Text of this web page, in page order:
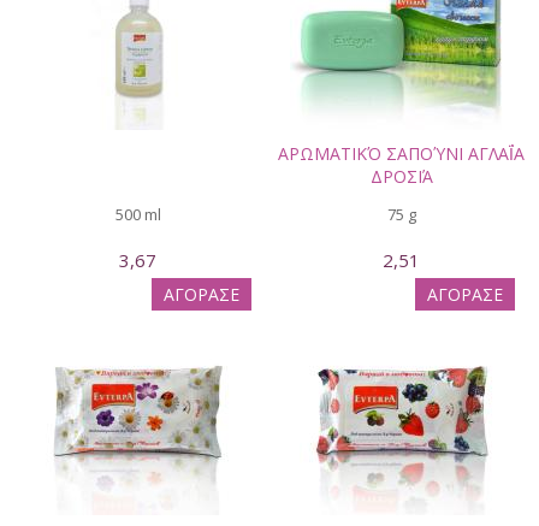
500 ml
3,67
ΑΓΟΡΑΣΕ
ΑΡΩΜΑΤΙΚΌ ΣΑΠΟΎΝΙ ΑΓΛΑΪ́Α ΔΡ
ΟΣΙΆ
75 g
2,51
ΑΓΟΡΑΣΕ